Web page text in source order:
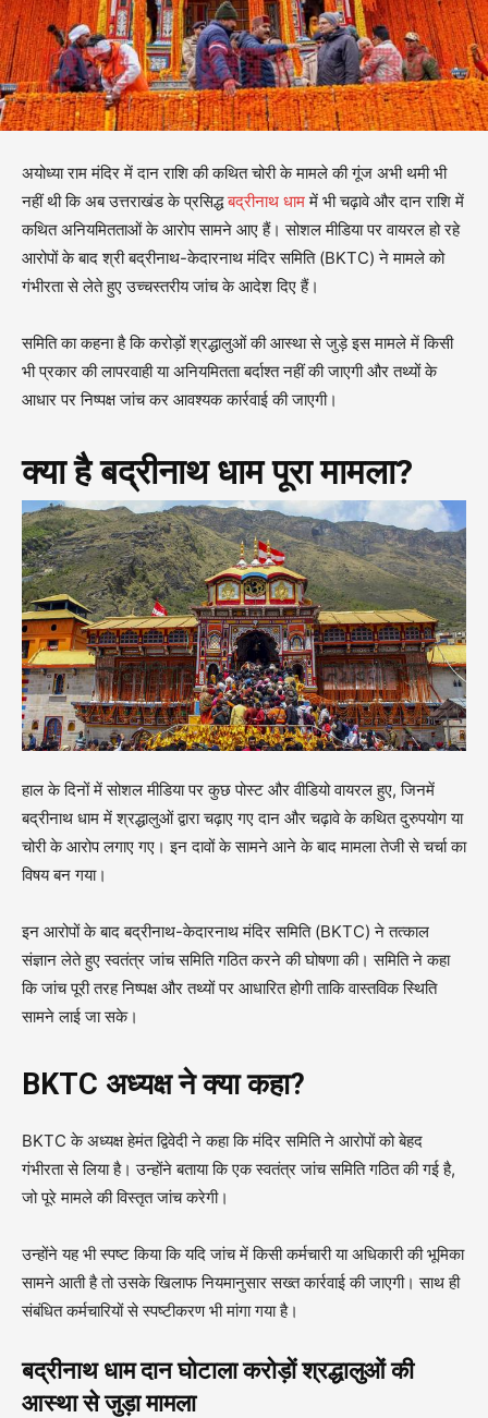
अयोध्या राम मंदिर में दान राशि की कथित चोरी के मामले की गूंज अभी थमी भी
नहीं थी कि अब उत्तराखंड के प्रसिद्धबद्रीनाथ धाममें भी चढ़ावे और दान राशि में
कथित अनियमितताओं के आरोप सामने आए हैं। सोशल मीडिया पर वायरल हो रहे
आरोपों के बाद श्री बद्रीनाथ-केदारनाथ मंदिर समिति (BKTC) ने मामले को
गंभीरता से लेते हुए उच्चस्तरीय जांच के आदेश दिए हैं।
समिति का कहना है कि करोड़ों श्रद्धालुओं की आस्था से जुड़े इस मामले में किसी
भी प्रकार की लापरवाही या अनियमितता बर्दाश्त नहीं की जाएगी और तथ्यों के
आधार पर निष्पक्ष जांच कर आवश्यक कार्रवाई की जाएगी।
क्या है बद्रीनाथ धाम पूरा मामला?
हाल के दिनों में सोशल मीडिया पर कुछ पोस्ट और वीडियो वायरल हुए, जिनमें
बद्रीनाथ धाम में श्रद्धालुओं द्वारा चढ़ाए गए दान और चढ़ावे के कथित दुरुपयोग या
चोरी के आरोप लगाए गए। इन दावों के सामने आने के बाद मामला तेजी से चर्चा का
विषय बन गया।
इन आरोपों के बाद बद्रीनाथ-केदारनाथ मंदिर समिति (BKTC) ने तत्काल
संज्ञान लेते हुए स्वतंत्र जांच समिति गठित करने की घोषणा की। समिति ने कहा
कि जांच पूरी तरह निष्पक्ष और तथ्यों पर आधारित होगी ताकि वास्तविक स्थिति
सामने लाई जा सके।
BKTC अध्यक्ष ने क्या कहा?
BKTC के अध्यक्ष हेमंत द्विवेदी ने कहा कि मंदिर समिति ने आरोपों को बेहद
गंभीरता से लिया है। उन्होंने बताया कि एक स्वतंत्र जांच समिति गठित की गई है,
जो पूरे मामले की विस्तृत जांच करेगी।
उन्होंने यह भी स्पष्ट किया कि यदि जांच में किसी कर्मचारी या अधिकारी की भूमिका
सामने आती है तो उसके खिलाफ नियमानुसार सख्त कार्रवाई की जाएगी। साथ ही
संबंधित कर्मचारियों से स्पष्टीकरण भी मांगा गया है।
बद्रीनाथ धाम दान घोटाला करोड़ों श्रद्धालुओं की
आस्था से जुड़ा मामला